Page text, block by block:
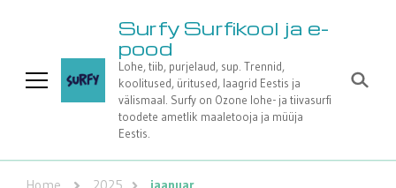
Surfy Surfikool ja e-
pood
Lohe, tiib, purjelaud, sup. Trennid,
koolitused, üritused, laagrid Eestis ja
välismaal. Surfy on Ozone lohe- ja tiivasurfi
toodete ametlik maaletooja ja müüja
Eestis.